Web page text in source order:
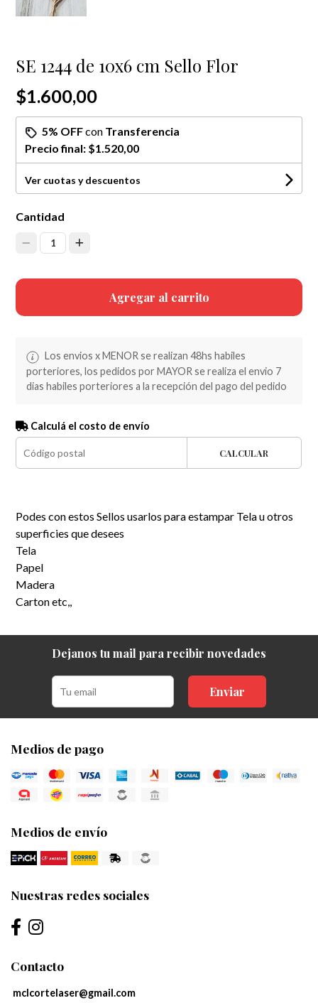
SE 1244 de 10x6 cm Sello Flor
$1.600,00
5% OFFcon Transferencia
Precio final: $1.520,00
Ver cuotas y descuentos
Cantidad
1
Agregar al carrito
Los envios x MENOR se realizan 48hs habiles
porteriores, los pedidos por MAYOR se realiza el envio 7
dias habiles porteriores a la recepción del pago del pedido
Calculá el costo de envío
CALCULAR
Podes con estos Sellos usarlos para estampar Tela u otros
superficies que desees
Tela
Papel
Madera
Carton etc,,
Dejanos tu mail para recibir novedades
Enviar
Medios de pago
Medios de envío
Nuestras redes sociales
Contacto
mclcortelaser@gmail.com